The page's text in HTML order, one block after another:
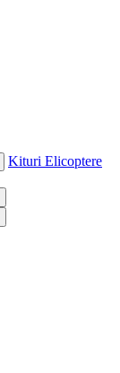
Kituri Elicoptere